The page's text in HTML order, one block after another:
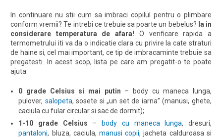
In continuare nu stii cum sa imbraci copilul pentru o plimbare
conform vremii? Te intrebi ce trebuie sa poarte un bebelus? Ia in
considerare temperatura de afara! O verificare rapida a
termometrului iti va da o indicatie clara cu privire la cate straturi
de haine si, cel mai important, ce tip de imbracaminte trebuie sa
pregatesti. In acest scop, lista pe care am pregatit-o te poate
ajuta.
0 grade Celsius si mai putin – body cu maneca lunga,
pulover, salopeta, sosete si „un set de iarna” (manusi, ghete,
caciula cu fular circular si sac de dormit);
1-10 grade Celsius – body cu maneca lunga, dresuri,
pantaloni, bluza, caciula, manusi copii, jacheta calduroasa si